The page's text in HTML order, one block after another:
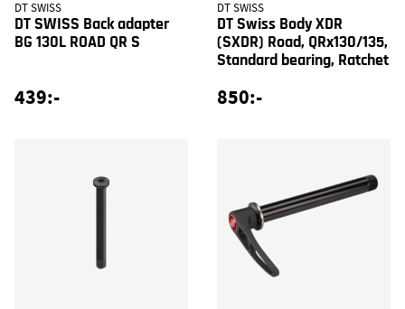
DT SWISS
DT SWISS Back adapter
BG 130L ROAD QR S
439:-
DT SWISS
DT Swiss Body XDR
(SXDR) Road, QRx130/135,
Standard bearing, Ratchet
850:-